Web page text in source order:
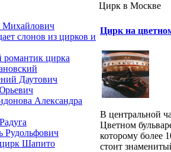
Михайлович
слонов из цирков и
цирка
Даутович
Александра
Рудольфович
Шапито
Цирк в Москве
Цирк на
В центральной
Цветном
которому более
стоит